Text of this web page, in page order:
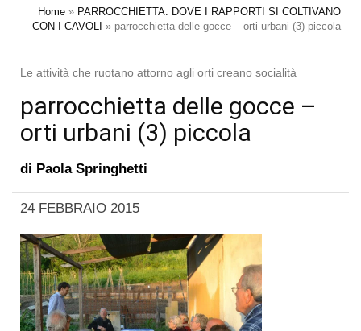
Home » PARROCCHIETTA: DOVE I RAPPORTI SI COLTIVANO
CON I CAVOLI » parrocchietta delle gocce – orti urbani (3) piccola
Le attività che ruotano attorno agli orti creano socialità
parrocchietta delle gocce –
orti urbani (3) piccola
di Paola Springhetti
24 FEBBRAIO 2015